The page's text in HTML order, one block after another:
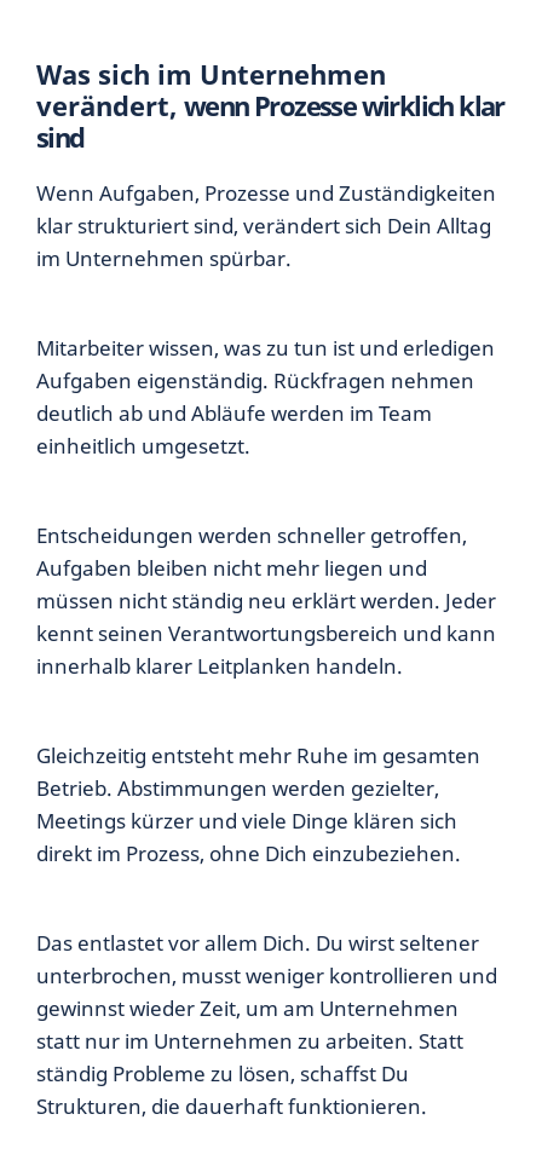
Was sich im Unternehmen
verändert, wenn Prozesse wirklich klar
sind
Wenn Aufgaben, Prozesse und Zuständigkeiten
klar strukturiert sind, verändert sich Dein Alltag
im Unternehmen spürbar.
Mitarbeiter wissen, was zu tun ist und erledigen
Aufgaben eigenständig. Rückfragen nehmen
deutlich ab und Abläufe werden im Team
einheitlich umgesetzt.
Entscheidungen werden schneller getroffen,
Aufgaben bleiben nicht mehr liegen und
müssen nicht ständig neu erklärt werden. Jeder
kennt seinen Verantwortungsbereich und kann
innerhalb klarer Leitplanken handeln.
Gleichzeitig entsteht mehr Ruhe im gesamten
Betrieb. Abstimmungen werden gezielter,
Meetings kürzer und viele Dinge klären sich
direkt im Prozess, ohne Dich einzubeziehen.
Das entlastet vor allem Dich. Du wirst seltener
unterbrochen, musst weniger kontrollieren und
gewinnst wieder Zeit, um am Unternehmen
statt nur im Unternehmen zu arbeiten. Statt
ständig Probleme zu lösen, schaffst Du
Strukturen, die dauerhaft funktionieren.